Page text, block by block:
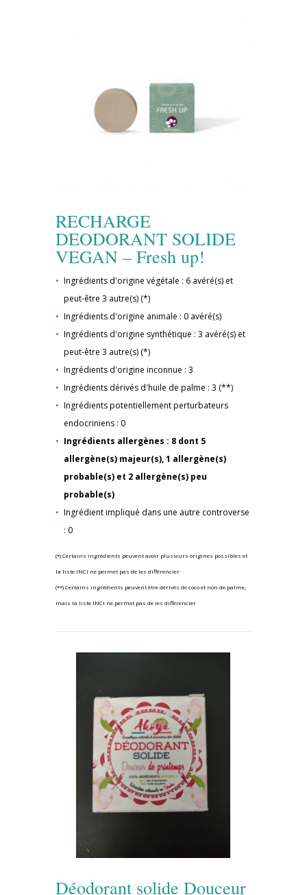
RECHARGE
DEODORANT SOLIDE
VEGAN – Fresh up!
Ingrédients d'origine végétale : 6 avéré(s) et
peut-être 3 autre(s) (*)
Ingrédients d'origine animale : 0 avéré(s)
Ingrédients d'origine synthétique : 3 avéré(s) et
peut-être 3 autre(s) (*)
Ingrédients d'origine inconnue : 3
Ingrédients dérivés d'huile de palme : 3 (**)
Ingrédients potentiellement perturbateurs
endocriniens : 0
Ingrédients allergènes : 8 dont 5
allergène(s) majeur(s), 1 allergène(s)
probable(s) et 2 allergène(s) peu
probable(s)
Ingrédient impliqué dans une autre controverse
: 0
(*) Certains ingrédients peuvent avoir plusieurs origines possibles et
la liste INCI ne permet pas de les différencier
(**) Certains ingrédients peuvent être dérivés de coco et non de palme,
mais la liste INCI ne permet pas de les différencier
Déodorant solide Douceur